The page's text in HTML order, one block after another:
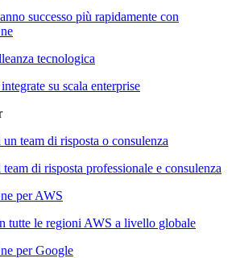
successo più rapidamente con
tecnologica
su scala enterprise
team di risposta o consulenza
di risposta professionale e consulenza
per AWS
tutte le regioni AWS a livello globale
per Google